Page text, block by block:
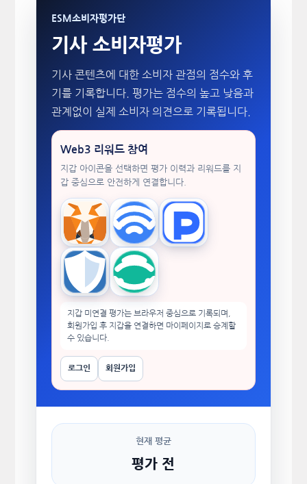
ESM소비자평가단
기사 소비자평가
기사 콘텐츠에 대한 소비자 관점의 점수와 후
기를 기록합니다. 평가는 점수의 높고 낮음과
관계없이 실제 소비자 의견으로 기록됩니다.
Web3 리워드 참여
지갑 아이콘을 선택하면 평가 이력과 리워드를 지
갑 중심으로 안전하게 연결합니다.
MetaMask WalletConnectTokenPocket
Trust Wallet imToken
지갑 미연결 평가는 브라우저 중심으로 기록되며,
회원가입 후 지갑을 연결하면 마이페이지로 승계할
수 있습니다.
로그인 회원가입
현재 평균
평가 전